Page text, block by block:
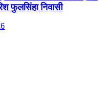
फुलसिंहा निवासी